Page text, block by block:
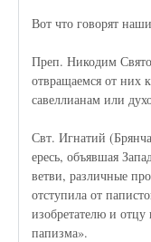
Вот что говорят
Преп. Никодим
отвращаемся от них
савеллианам или
Свт. Игнатий
ересь, объявшая
ветви, различные
отступила от
изобретателю и отцу
папизма».